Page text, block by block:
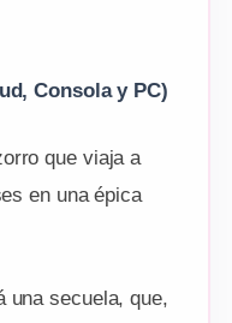
Consola y PC)
que viaja a
en una épica
una secuela, que,